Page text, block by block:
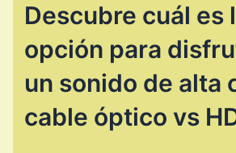
Descubre cuál es
opción para
un sonido de alta
cable óptico vs